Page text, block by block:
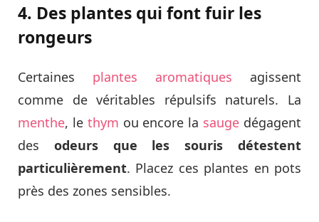
4. Des plantes qui font fuir les
rongeurs
Certaines plantes aromatiques agissent
comme de véritables répulsifs naturels. La
menthe, le thym ou encore la sauge dégagent
des odeurs que les souris détestent
particulièrement. Placez ces plantes en pots
près des zones sensibles.